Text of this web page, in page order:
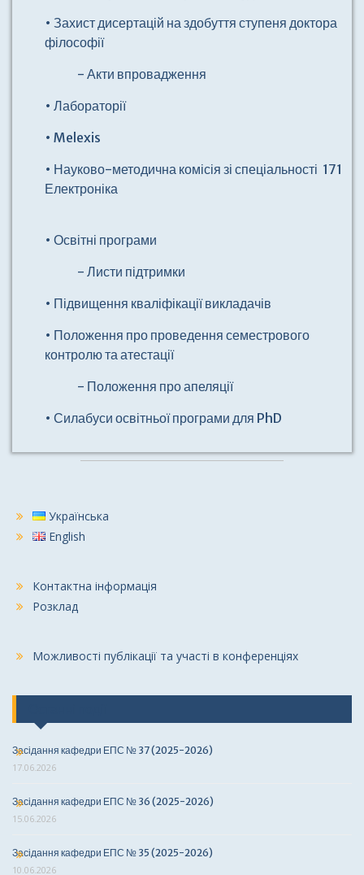
• Захист дисертацій на здобуття ступеня доктора
філософії
- Акти впровадження
• Лабораторії
• Melexis
• Науково-методична комісія зі спеціальності 171
Електроніка
• Освітні програми
- Листи підтримки
• Підвищення кваліфікації викладачів
• Положення про проведення семестрового
контролю та атестації
- Положення про апеляції
• Силабуси освітньої програми для PhD
Українська
English
Контактна інформація
Розклад
Можливості публікації та участі в конференціях
Засідання кафедри ЕПС № 37 (2025-2026)
17.06.2026
Засідання кафедри ЕПС № 36 (2025-2026)
15.06.2026
Засідання кафедри ЕПС № 35 (2025-2026)
10.06.2026